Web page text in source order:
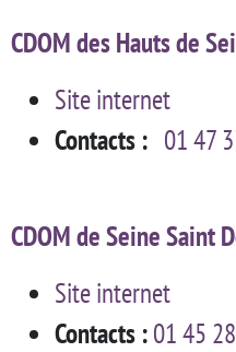
CDOM des Hauts de
Site internet
Contacts : 01 47
CDOM de Seine Saint
Site internet
Contacts :01 45